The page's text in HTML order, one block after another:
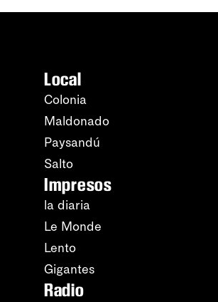
Local
Colonia
Maldonado
Paysandú
Salto
Impresos
la diaria
Le Monde
Lento
Gigantes
Radio